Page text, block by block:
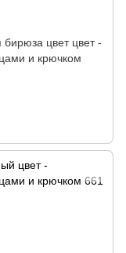
цвет цвет -
и крючком